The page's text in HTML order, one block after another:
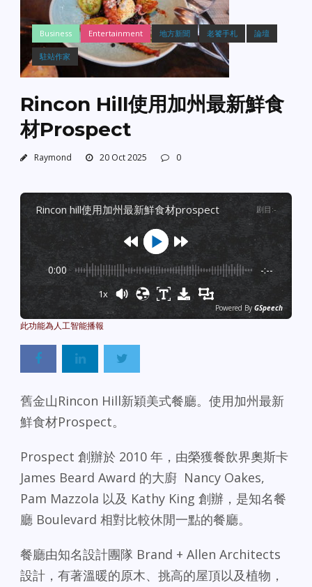
Business Entertainment 地方新聞 老饕手札 論壇
駐站作家
Rincon Hill使用加州最新鮮食
材Prospect
Raymond 20 Oct 2025 0
rincon hill使用加州最新鮮食材prospect 剧目 :-
0:00 -:--
1x
Powered By GSpeech
舊金山Rincon Hill新穎美式餐廳。使用加州最新
鮮食材Prospect。
Prospect 創辦於 2010 年，由榮獲餐飲界奧斯卡
James Beard Award 的大廚 Nancy Oakes,
Pam Mazzola 以及 Kathy King 創辦，是知名餐
廳 Boulevard 相對比較休閒一點的餐廳。
餐廳由知名設計團隊 Brand + Allen Architects
設計，有著溫暖的原木、挑高的屋頂以及植物，